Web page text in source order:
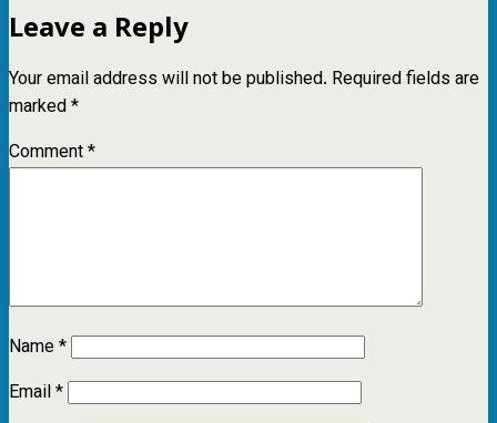
Leave a Reply
Your email address will not be published. Required fields are
marked*
Comment*
Name*
Email*